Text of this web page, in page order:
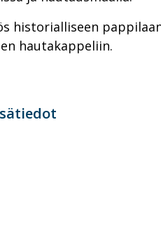
historialliseen
hautakappeliin.